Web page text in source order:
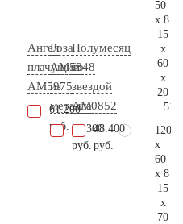
Ангел
плачущий
AM5975
61.200
руб.
Роза
AM5848
из
металла
24.300
руб.
Полумесяц
со
звездой
AM0852
48.400
руб.
50
x 8
15
x
60
x
20
120
x
60
x 8
15
x
70